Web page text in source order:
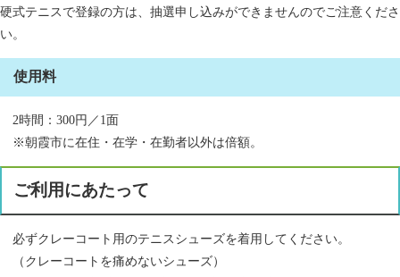
硬式テニスで登録の方は、抽選申し込みができませんのでご注意くださ
い。
使用料
2時間：300円／1面
※朝霞市に在住・在学・在勤者以外は倍額。
ご利用にあたって
必ずクレーコート用のテニスシューズを着用してください。
（クレーコートを痛めないシューズ）